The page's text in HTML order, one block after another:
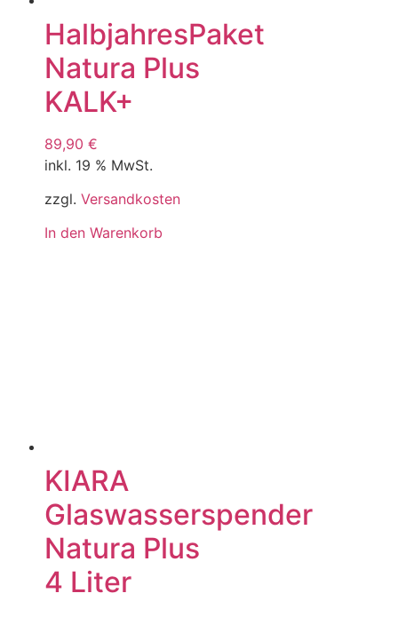
HalbjahresPaket
Natura Plus
KALK+
89,90 €
inkl. 19 % MwSt.
zzgl. Versandkosten
In den Warenkorb
KIARA
Glaswasserspender
Natura Plus
4 Liter